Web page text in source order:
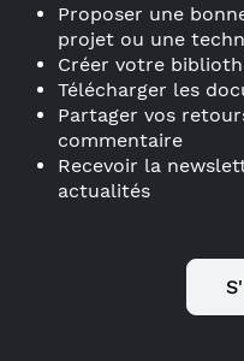
Proposer une
projet ou une
Créer votre
Télécharger les
Partager vos
commentaire
Recevoir la
actualités